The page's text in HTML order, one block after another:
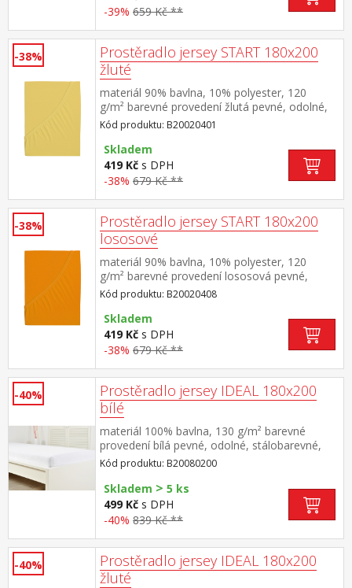
-39% 659 Kč **
-38%
Prostěradlo jersey START 180x200
žluté
materiál 90% bavlna, 10% polyester, 120
g/m² barevné provedení žlutá pevné, odolné,
stálobarevné, obšito gumou pro matrace do
výšky 25 cm pratelné do 60 °C
Kód produktu: B20020401
Skladem
419 Kč s DPH
-38% 679 Kč **
-38%
Prostěradlo jersey START 180x200
lososové
materiál 90% bavlna, 10% polyester, 120
g/m² barevné provedení lososová pevné,
odolné, stálobarevné, obšito gumou pro
matrace do výšky 25 cm pratelné do 60 °C
Kód produktu: B20020408
Skladem
419 Kč s DPH
-38% 679 Kč **
-40%
Prostěradlo jersey IDEAL 180x200
bílé
materiál 100% bavlna, 130 g/m² barevné
provedení bílá pevné, odolné, stálobarevné,
obšito gumou pro matrace do výšky 25
cm pratelné do 60 °C
Kód produktu: B20080200
Skladem > 5 ks
499 Kč s DPH
-40% 839 Kč **
-40%
Prostěradlo jersey IDEAL 180x200
žluté